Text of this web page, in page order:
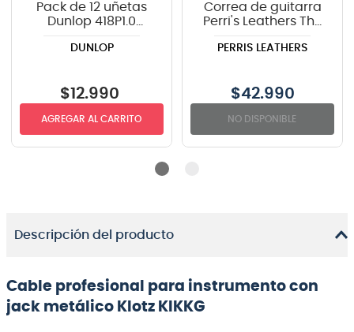
Pack de 12 uñetas
Dunlop 418P1.0
DUNLOP
$12.990
AGREGAR AL CARRITO
Correa de guitarra
Perri's Leathers The
Road" P25TB-6074
PERRIS LEATHERS
$42.990
NO DISPONIBLE
Descripción del producto
Cable profesional para instrumento con
jack metálico Klotz KIKKG